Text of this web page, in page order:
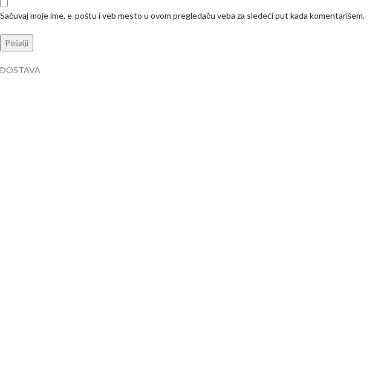
Sačuvaj moje ime, e-poštu i veb mesto u ovom pregledaču veba za sledeći put kada komentarišem.
DOSTAVA